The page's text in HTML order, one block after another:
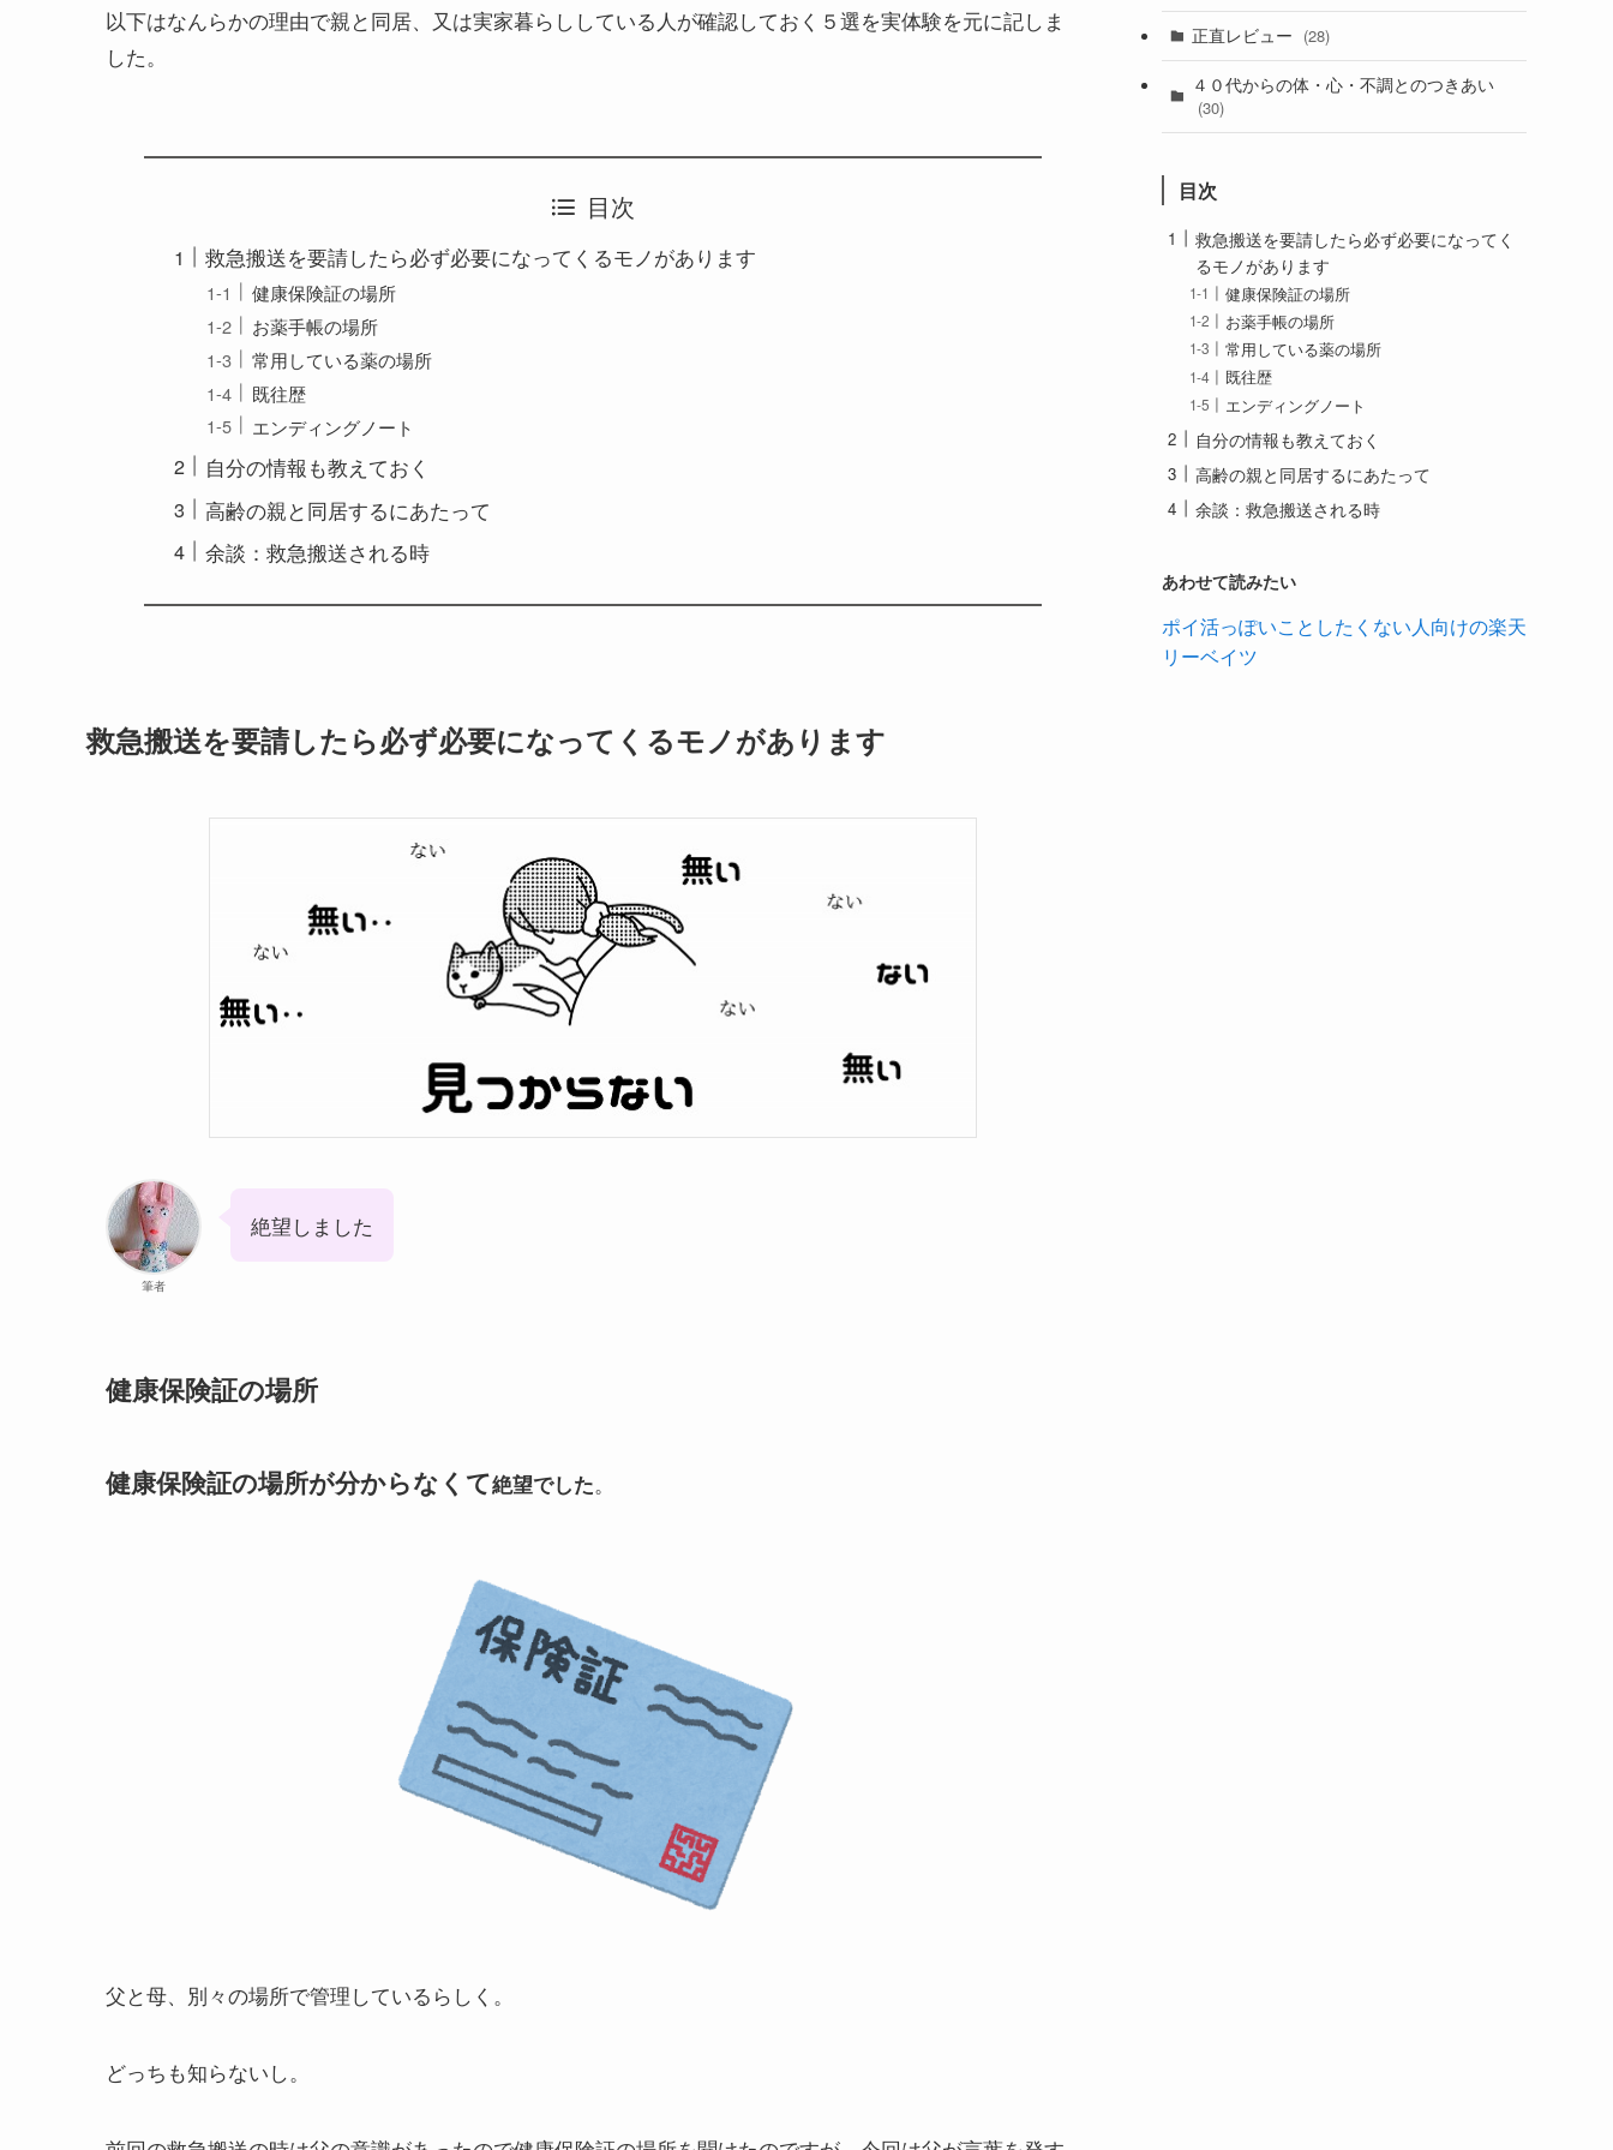
以下はなんらかの理由で親と同居、又は実家暮らししている人が確認しておく５選を実体験を元に記しま
した。
目次
救急搬送を要請したら必ず必要になってくるモノがあります
健康保険証の場所
お薬手帳の場所
常用している薬の場所
既往歴
エンディングノート
自分の情報も教えておく
高齢の親と同居するにあたって
余談：救急搬送される時
救急搬送を要請したら必ず必要になってくるモノがあります
筆者
絶望しました
健康保険証の場所
健康保険証の場所が分からなくて絶望でした。
父と母、別々の場所で管理しているらしく。
どっちも知らないし。
正直レビュー (28)
４０代からの体・心・不調とのつきあい
(30)
目次
救急搬送を要請したら必ず必要になってく
るモノがあります
健康保険証の場所
お薬手帳の場所
常用している薬の場所
既往歴
エンディングノート
自分の情報も教えておく
高齢の親と同居するにあたって
余談：救急搬送される時
あわせて読みたい
ポイ活っぽいことしたくない人向けの楽天
リーベイツ